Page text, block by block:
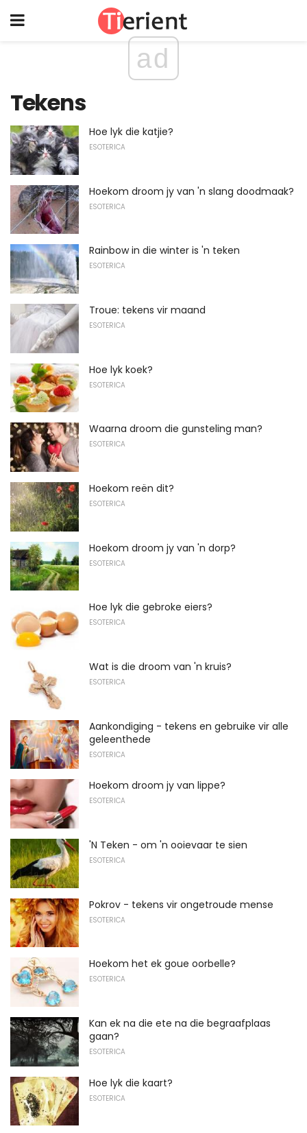
ad
Tekens
Hoe lyk die katjie?
ESOTERICA
Hoekom droom jy van 'n slang doodmaak?
ESOTERICA
Rainbow in die winter is 'n teken
ESOTERICA
Troue: tekens vir maand
ESOTERICA
Hoe lyk koek?
ESOTERICA
Waarna droom die gunsteling man?
ESOTERICA
Hoekom reën dit?
ESOTERICA
Hoekom droom jy van 'n dorp?
ESOTERICA
Hoe lyk die gebroke eiers?
ESOTERICA
Wat is die droom van 'n kruis?
ESOTERICA
Aankondiging - tekens en gebruike vir alle
geleenthede
ESOTERICA
Hoekom droom jy van lippe?
ESOTERICA
'N Teken - om 'n ooievaar te sien
ESOTERICA
Pokrov - tekens vir ongetroude mense
ESOTERICA
Hoekom het ek goue oorbelle?
ESOTERICA
Kan ek na die ete na die begraafplaas
gaan?
ESOTERICA
Hoe lyk die kaart?
ESOTERICA